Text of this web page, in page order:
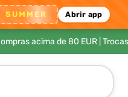
SUMMER Abrir app
acima de 80 EUR|